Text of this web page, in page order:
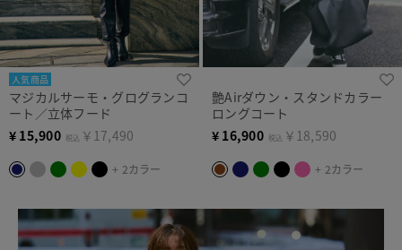
人気商品
マジカルサーモ・グログランコ
ート／立体フード
¥ 15,900 税込 ￥17,490
+ 2カラー
艶Airダウン・スタンドカラー
ロングコート
¥ 16,900 税込 ￥18,590
+ 2カラー